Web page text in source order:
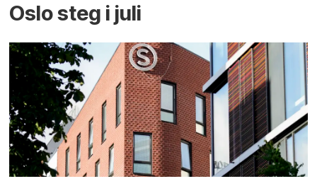
Oslo steg i juli